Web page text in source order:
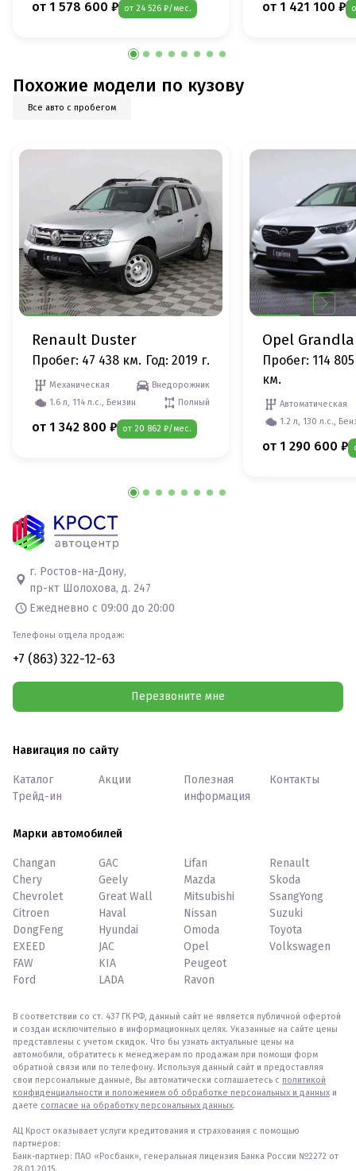
от 1 578 600 ₽ от 24 526 ₽/мес. от 1 421 100 ₽
Похожие модели по кузову
Все авто с пробегом
Renault Duster
Пробег: 47 438 км. Год: 2019 г.
Механическая
Внедорожник
1.6 л, 114 л.с., Бензин
Полный
от 1 342 800 ₽ от 20 862 ₽/мес.
Opel
Пробег: 114 805
км.
Автоматическая
1.2 л, 130 л.с.,
от 1 290 600 ₽
г. Ростов-на-Дону,
пр-кт Шолохова, д. 247
Ежедневно с 09:00 до 20:00
Телефоны отдела продаж:
+7 (863) 322-12-63
Перезвоните мне
Навигация по сайту
Каталог
Трейд-ин
Акции
Полезная
информация
Контакты
Марки автомобилей
Changan
Chery
Chevrolet
Citroen
DongFeng
EXEED
FAW
Ford
GAC
Geely
Great Wall
Haval
Hyundai
JAC
KIA
LADA
Lifan
Mazda
Mitsubishi
Nissan
Omoda
Opel
Peugeot
Ravon
Renault
Skoda
SsangYong
Suzuki
Toyota
Volkswagen
В соответствии со ст. 437 ГК РФ, данный сайт не является публичной офертой
и создан исключительно в информационных целях. Указанные на сайте цены
представлены с учетом скидок. Что бы узнать актуальные цены на
автомобили, обратитесь к менеджерам по продажам при помощи форм
обратной связи или по телефону. Используя данный сайт и предоставляя
свои персональные данные, Вы автоматически соглашаетесь с политикой
конфиденциальности и положением об обработке персональных и данных и
даете согласие на обработку персональных данных.
АЦ Крост оказывает услуги кредитования и страхования с помощью
партнеров:
Банк-партнер: ПАО «Росбанк», генеральная лицензия Банка России №2272 от